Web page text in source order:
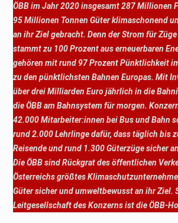
ÖBB im Jahr 2020 insgesamt 287 Millionen
95 Millionen Tonnen Güter klimaschonend
an ihr Ziel gebracht. Denn der Strom für
stammt zu 100 Prozent aus erneuerbaren
gehören mit rund 97 Prozent Pünktlichkeit
zu den pünktlichsten Bahnen Europas. Mit
über drei Milliarden Euro jährlich in die
die ÖBB am Bahnsystem für morgen.
42.000 Mitarbeiter:innen bei Bus und Bahn
rund 2.000 Lehrlinge dafür, dass täglich bis
Reisende und rund 1.300 Güterzüge sicher
Die ÖBB sind Rückgrat des öffentlichen
Österreichs größtes
Güter sicher und umweltbewusst an ihr Ziel.
Leitgesellschaft des Konzerns ist die ÖBB-